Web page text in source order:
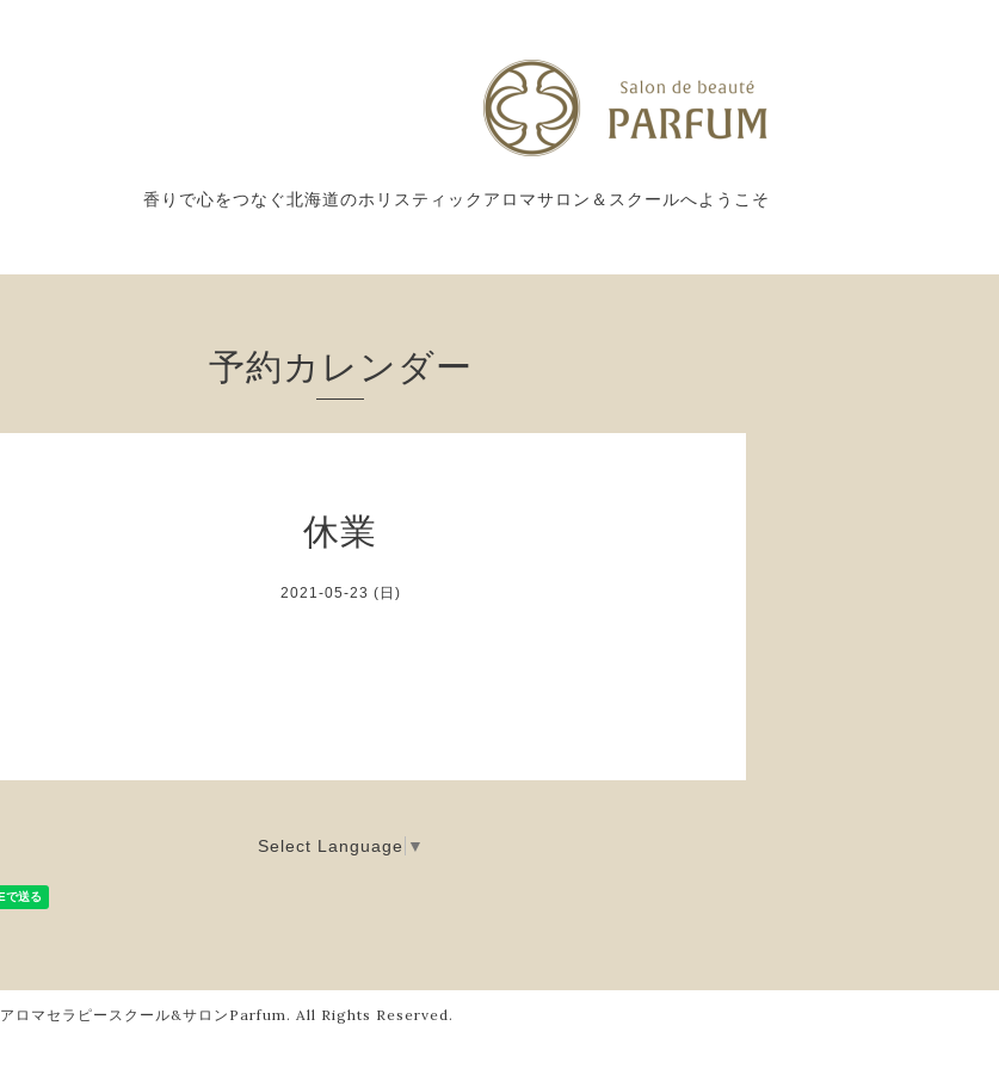
香りで心をつなぐ北海道のホリスティックアロマサロン＆スクールへようこそ
予約カレンダー
休業
2021-05-23 (日)
Select Language ▼
アロマセラピースクール&サロンParfum . All Rights Reserved.